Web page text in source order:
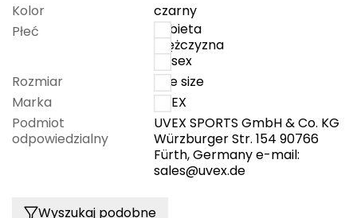
Gerber
Giant Dragon
Gilmonte
Giro
Kolor
czarny
Płeć
kobieta
mężczyzna
unisex
Rozmiar
one size
Marka
UVEX
Podmiot
odpowiedzialny
UVEX SPORTS GmbH & Co. KG
Würzburger Str. 154 90766
Fürth, Germany e-mail:
sales@uvex.de
Wyszukaj podobne